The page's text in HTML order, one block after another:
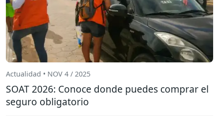
Actualidad • NOV 4 / 2025
SOAT 2026: Conoce donde puedes comprar el
seguro obligatorio